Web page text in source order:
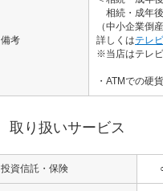
備考
相続・成年
（中小企業倒
詳しくはテレ
※当店はテレビ
・ATMでの硬
取り扱いサービス
投資信託・保険